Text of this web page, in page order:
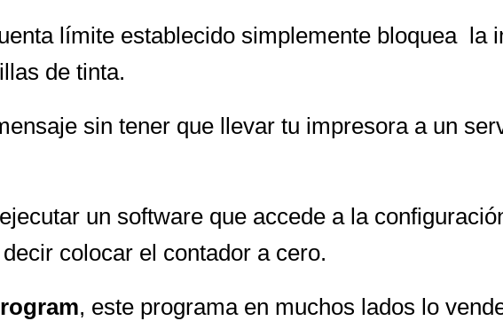
límite establecido simplemente bloquea la
de tinta.
sin tener que llevar tu impresora a un
un software que accede a la
colocar el contador a cero.
, este programa en muchos lados lo